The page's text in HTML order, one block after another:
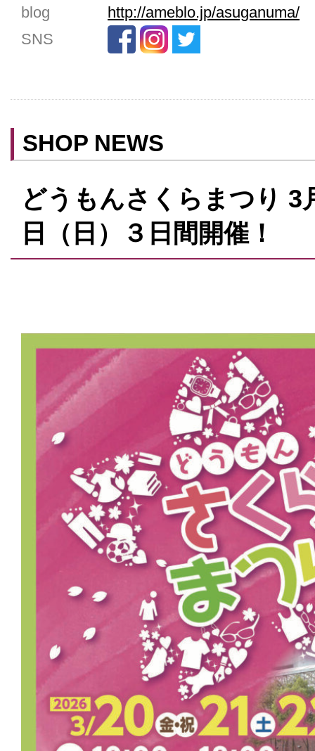
ベビールーム
禁煙
予約可
blog
http://ameblo.jp/asuganuma/
SNS
SHOP NEWS
どうもんさくらまつり 3
日（日）３日間開催！